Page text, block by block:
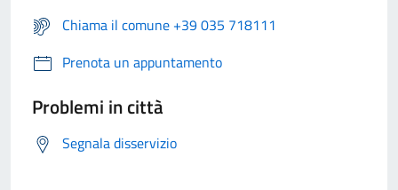
Chiama il comune +39 035 718111
Prenota un appuntamento
Problemi in città
Segnala disservizio